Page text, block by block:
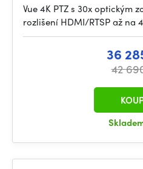
Vue 4K PTZ s 30x optickým
rozlišení HDMI/RTSP až na
36
42